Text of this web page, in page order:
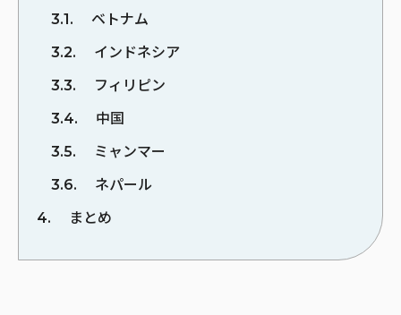
3.1
ベトナム
3.2
インドネシア
3.3
フィリピン
3.4
中国
3.5
ミャンマー
3.6
ネパール
4
まとめ